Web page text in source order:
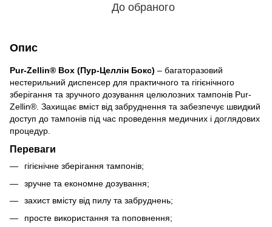
До обраного
Опис
Pur-Zellin® Box (Пур-Целлін Бокс) – багаторазовий
нестерильний диспенсер для практичного та гігієнічного
зберігання та зручного дозування целюлозних тампонів Pur-
Zellin®. Захищає вміст від забруднення та забезпечує швидкий
доступ до тампонів під час проведення медичних і доглядових
процедур.
Переваги
гігієнічне зберігання тампонів;
зручне та економне дозування;
захист вмісту від пилу та забруднень;
просте використання та поповнення;